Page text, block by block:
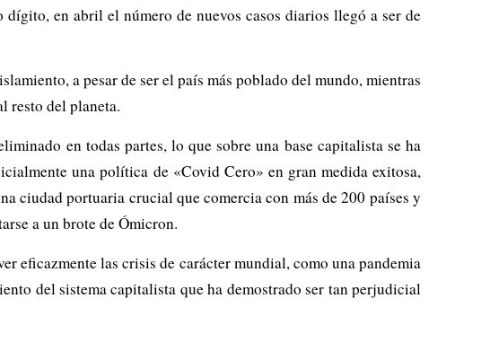
en abril el número de nuevos casos diarios llegó a ser de
a pesar de ser el país más poblado del mundo, mientras
resto del planeta.
en todas partes, lo que sobre una base capitalista se ha
una política de «Covid Cero» en gran medida exitosa,
ciudad portuaria crucial que comercia con más de 200 países y
a un brote de Ómicron.
eficazmente las crisis de carácter mundial, como una pandemia
del sistema capitalista que ha demostrado ser tan perjudicial